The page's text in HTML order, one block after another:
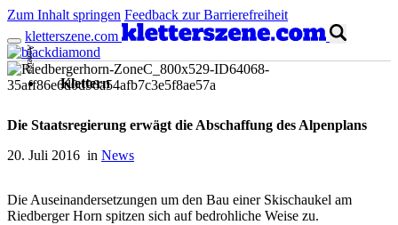
Zum Inhalt springen Feedback zur Barrierefreiheit
kletterszene.com
Anzeige
Die Staatsregierung erwägt die Abschaffung des Alpenplans
20. Juli 2016 in News
Klettern
Die Auseinandersetzungen um den Bau einer Skischaukel am
Riedberger Horn spitzen sich auf bedrohliche Weise zu.